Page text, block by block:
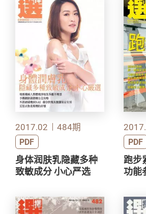
2017.02 484期
PDF
身体润肤乳隐藏多种
致敏成分 小心严选
PDF
跑步
功能